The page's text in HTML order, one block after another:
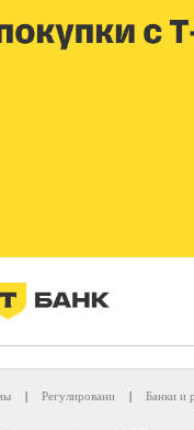
| Регулировани | Банки и